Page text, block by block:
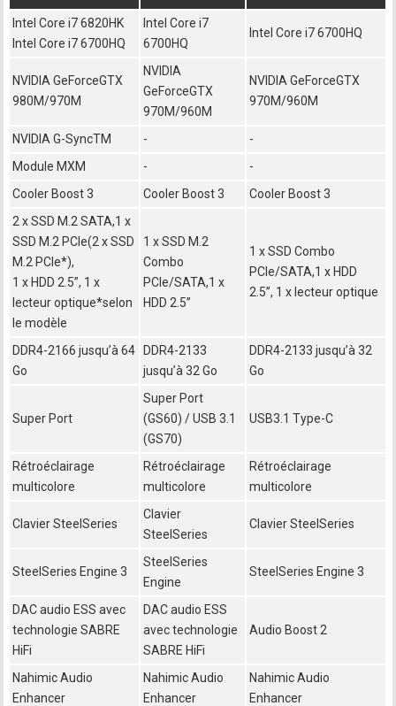
Intel Core i7 6820HK
Intel Core i7 6700HQ
Intel Core i7
6700HQ
Intel Core i7 6700HQ
NVIDIA GeForceGTX
980M/970M
NVIDIA
GeForceGTX
970M/960M
NVIDIA GeForceGTX
970M/960M
NVIDIA G-SyncTM -
-
Module MXM
-
-
Cooler Boost 3
Cooler Boost 3
Cooler Boost 3
2 x SSD M.2 SATA,1 x
SSD M.2 PCIe(2 x SSD
M.2 PCIe*),
1 x HDD 2.5’’, 1 x
lecteur optique*selon
le modèle
1 x SSD M.2
Combo
PCIe/SATA,1 x
HDD 2.5’’
1 x SSD Combo
PCIe/SATA,1 x HDD
2.5’’, 1 x lecteur optique
DDR4-2166 jusqu’à 64
Go
DDR4-2133
jusqu’à 32 Go
DDR4-2133 jusqu’à 32
Go
Super Port
Super Port
(GS60) / USB 3.1
(GS70)
USB3.1 Type-C
Rétroéclairage
multicolore
Rétroéclairage
multicolore
Rétroéclairage
multicolore
Clavier SteelSeries
Clavier
SteelSeries
Clavier SteelSeries
SteelSeries Engine 3
SteelSeries
Engine
SteelSeries Engine 3
DAC audio ESS avec
technologie SABRE
HiFi
DAC audio ESS
avec technologie
SABRE HiFi
Audio Boost 2
Nahimic Audio
Enhancer
Nahimic Audio
Enhancer
Nahimic Audio
Enhancer